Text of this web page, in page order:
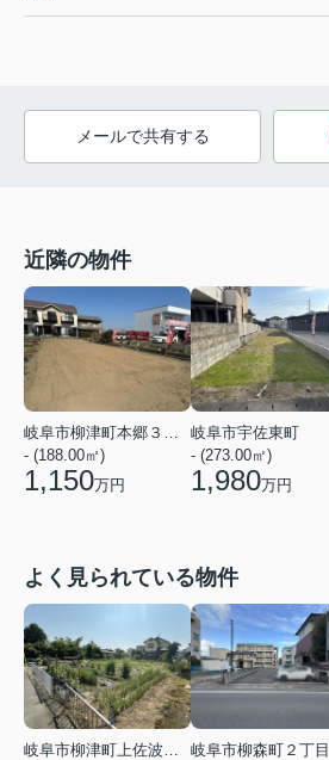
メールで共有する
近隣の物件
- (188.00㎡)
1,150万円
岐阜市宇佐東町
- (273.00㎡)
1,980万円
よく見られている物件
岐阜市柳津町上佐波１丁目
岐阜市柳森町２丁目